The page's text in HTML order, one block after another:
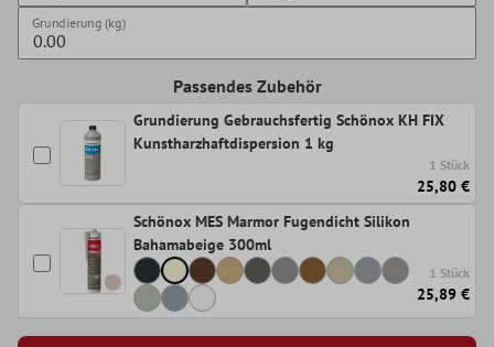
Grundierung (kg)
Passendes Zubehör
Grundierung Gebrauchsfertig Schönox KH FIX
Kunstharzhaftdispersion 1 kg
1 Stück
25,80 €
Schönox MES Marmor Fugendicht Silikon
Bahamabeige 300ml
1 Stück
25,89 €